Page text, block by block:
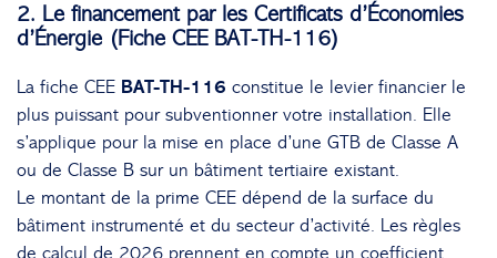
2. Le financement par les Certificats d’Économies
d’Énergie (Fiche CEE BAT-TH-116)
La fiche CEE BAT-TH-116 constitue le levier financier le
plus puissant pour subventionner votre installation. Elle
s’applique pour la mise en place d’une GTB de Classe A
ou de Classe B sur un bâtiment tertiaire existant.
Le montant de la prime CEE dépend de la surface du
bâtiment instrumenté et du secteur d’activité. Les règles
de calcul de 2026 prennent en compte un coefficient